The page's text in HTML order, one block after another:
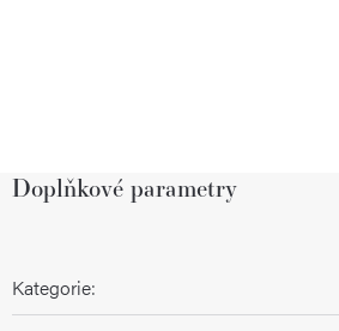
Doplňkové parametry
Kategorie: